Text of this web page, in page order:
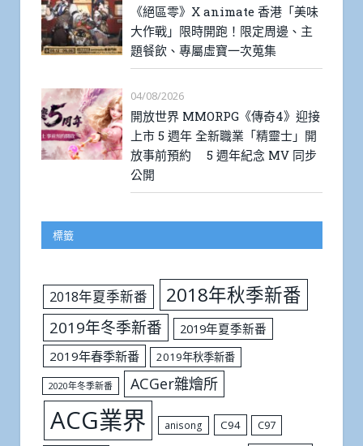
《絕區零》X animate 香港「美味
大作戰」限時開跑！限定周邊、主
題餐飲、專屬虛寶一次蒐集
04/08/2026
開放世界 MMORPG《傳奇4》迎接
上市 5 週年 全新職業「精靈士」開
放事前預約 5 週年紀念 MV 同步
公開
標籤
2018年夏季新番 2018年秋季新番
2019年冬季新番
2019年夏季新番
2019年春季新番
2019年秋季新番
2020年冬季新番 ACGer雜燴所
ACG業界 anisong C94 C97